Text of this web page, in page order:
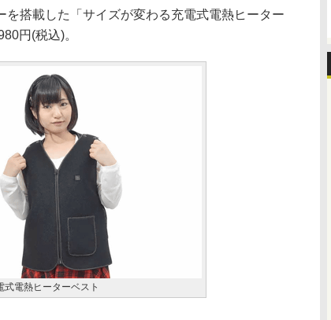
搭載した「サイズが変わる充電式電熱ヒーター
円(税込)。
式電熱ヒーターベスト